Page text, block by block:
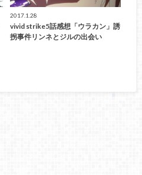
2017.1.28
vivid strike5話感想「ウラカン」誘
拐事件リンネとジルの出会い